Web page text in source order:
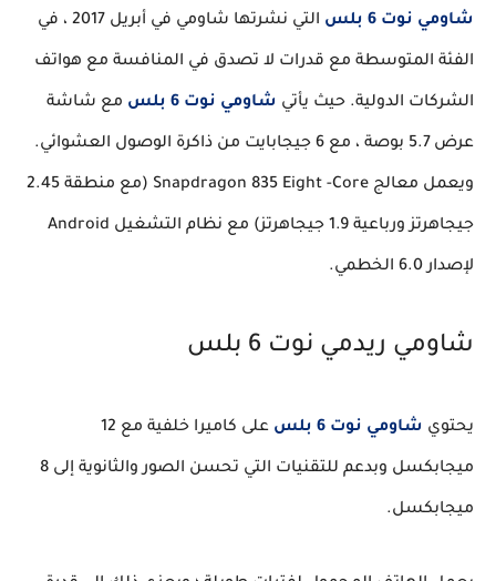
شاومي نوت 6 بلس التي نشرتها شاومي في أبريل 2017 ، في
الفئة المتوسطة مع قدرات لا تصدق في المنافسة مع هواتف
الشركات الدولية. حيث يأتي شاومي نوت 6 بلس مع شاشة
عرض 5.7 بوصة ، مع 6 جيجابايت من ذاكرة الوصول العشوائي.
ويعمل معالج Snapdragon 835 Eight -Core (مع منطقة 2.45
جيجاهرتز ورباعية 1.9 جيجاهرتز) مع نظام التشغيل Android
لإصدار 6.0 الخطمي.
شاومي ريدمي نوت 6 بلس
يحتوي شاومي نوت 6 بلس على كاميرا خلفية مع 12
ميجابكسل وبدعم للتقنيات التي تحسن الصور والثانوية إلى 8
ميجابكسل.